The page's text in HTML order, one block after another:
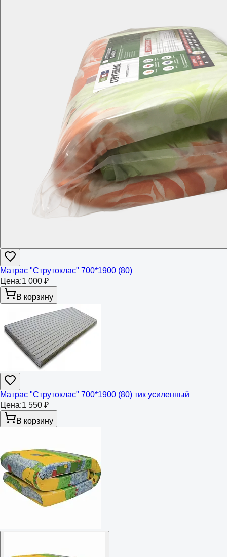
Матрас "Струтоклас" 700*1900 (80)
Цена:1 000 ₽
В корзину
Матрас "Струтоклас" 700*1900 (80) тик усиленный
Цена:1 550 ₽
В корзину